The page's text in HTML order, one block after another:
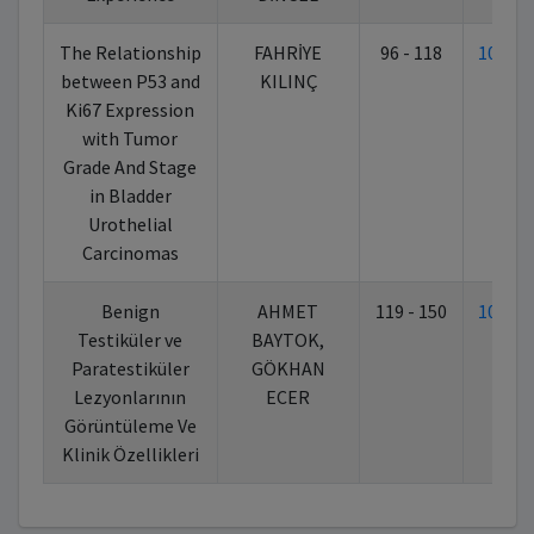
The Relationship
between P53 and
Ki67 Expression
with Tumor
Grade And Stage
in Bladder
Urothelial
Carcinomas
FAHRİYE
KILINÇ
96 - 118
Benign
Testiküler ve
Paratestiküler
Lezyonlarının
Görüntüleme Ve
Klinik Özellikleri
AHMET
BAYTOK,
GÖKHAN
ECER
119 - 150